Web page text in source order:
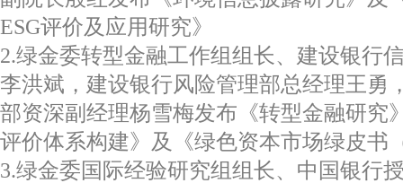
ESG评价及应用研究》
2.绿金委转型金融工作组组长、建设银行
李洪斌，建设银行风险管理部总经理王勇
部资深副经理杨雪梅发布《转型金融研究
评价体系构建》及《绿色资本市场绿皮书
3.绿金委国际经验研究组组长、中国银行